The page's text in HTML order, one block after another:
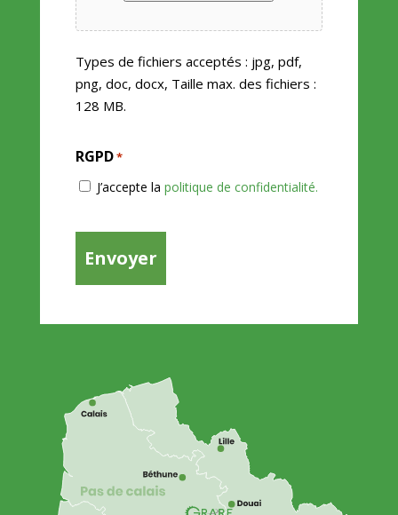
Types de fichiers acceptés : jpg, pdf,
png, doc, docx, Taille max. des fichiers :
128 MB.
RGPD*
J’accepte la politique de confidentialité.